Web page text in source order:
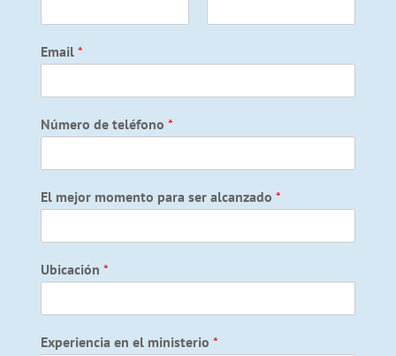
i
rEmail *
Número de teléfono *
El mejor momento para ser alcanzado *
Ubicación *
Experiencia en el ministerio *